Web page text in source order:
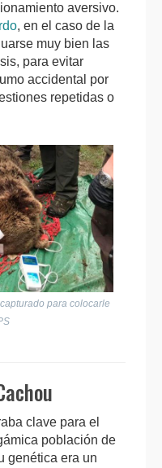
aversivo.
, en el caso de la
muy bien las
para evitar
accidental por
repetidas o
para colocarle
clave para el
población de
genética era un